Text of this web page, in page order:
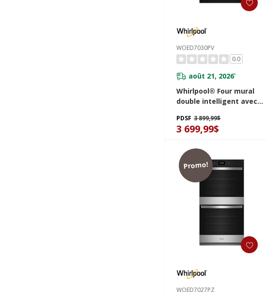
WOED7030PV
0.0
août 21, 2026*
Whirlpool® Four mural
double intelligent avec
WOED7030PV
PDSF 3 899,99$
3 699,99$
Promo!
WOED7027PZ